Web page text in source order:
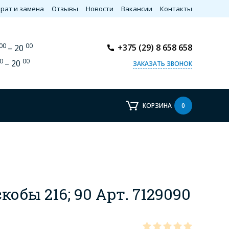
и замена Отзывы Новости Вакансии Контакты
– 20 00
– 20 00
+375 (29) 8 658 658
ЗАКАЗАТЬ ЗВОНОК
КОРЗИНА 0
216; 90 Арт. 7129090